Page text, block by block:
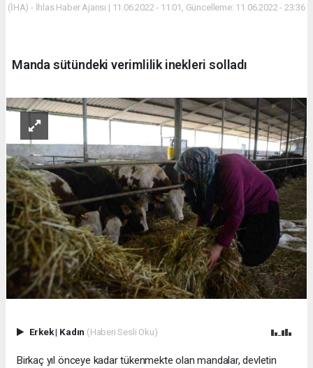
(İHA) - İhlas Haber Ajansı | 11.06.2022 - 11:01, Güncelleme: 11.06.2022 - 23:36
Manda sütündeki verimlilik inekleri solladı
Erkek| Kadın (Haberi Sesli Oku)
Birkaç yıl önceye kadar tükenmekte olan mandalar, devletin